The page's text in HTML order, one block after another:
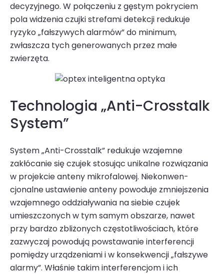
decyzyjnego. W połączeniu z gęstym pokryciem
pola widzenia czujki strefami detekcji redukuje
ryzyko „fałszy­wych alarmów” do minimum,
zwłaszcza tych generowanych przez małe
zwierzęta.
Technologia „Anti-Crosstalk
System”
System „Anti-Crosstalk” redukuje wzajemne
zakłócanie się czujek stosu­jąc unikalne rozwiązania
w projekcie anteny mikrofalowej. Niekonwen­
cjonalne ustawienie anteny powoduje zmniejszenia
wzajemnego oddziaływania na siebie czujek
umieszczonych w tym samym obszarze, nawet
przy bardzo zbliżonych częstotliwościach, które
zazwyczaj powo­dują powstawanie interferencji
pomiędzy urządzeniami i w konsekwencji „fałszywe
alarmy”. Właśnie takim interferencjom i ich